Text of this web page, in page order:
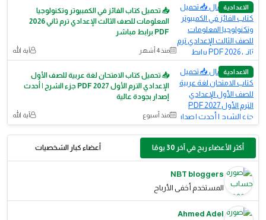
الاعدادية
📥 تحميل كتاب الفائز في الكمبيوتر وتكنولوجيا
المعلومات للصف الثالث الإعدادي ترم ثاني 2026
PDF برابط مباشر
منذ 4 أشهر آية الله
الاعدادية
📥 تحميل كتاب الامتحان لغة عربية للصف الأول
الإعدادي الترم الأول 2027 PDF جزء الشرح | أحدث
إصدار بجودة عالية
منذ أسبوع آية الله
أكثر الأعضاء ربح في آخر 30 يومًا أعضاء كبار الشخصيات
NBT bloggers
المستخدم أخفى الأرباح
Ahmed Adel